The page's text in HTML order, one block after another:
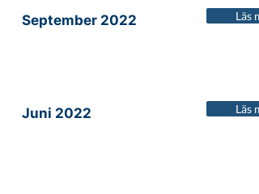
September 2022 Läs
Juni 2022 Läs